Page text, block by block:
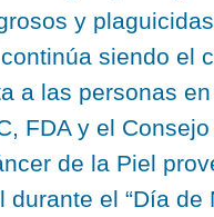
y plaguicidas
siendo el
a las personas
FDA y el
de la Piel
durante el “Día de